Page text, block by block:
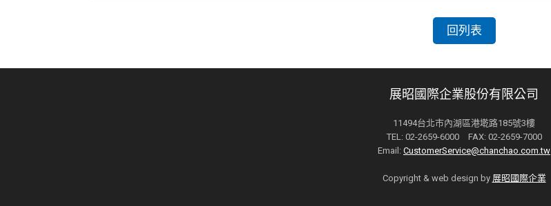
回列表
展昭國際企業股份有限公司
11494台北市內湖區港墘路185號3樓
TEL: 02-2659-6000 FAX: 02-2659-7000
Email: CustomerService@chanchao.com.tw
Copyright & web design by 展昭國際企業